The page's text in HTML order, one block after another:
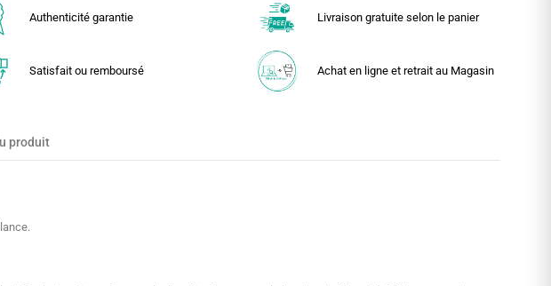
Authenticité garantie Livraison gratuite selon le panier
Satisfait ou remboursé Achat en ligne et retrait au Magasin
produit